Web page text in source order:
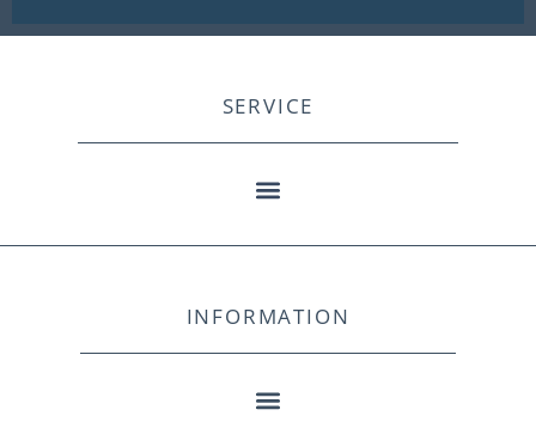
SERVICE
INFORMATION